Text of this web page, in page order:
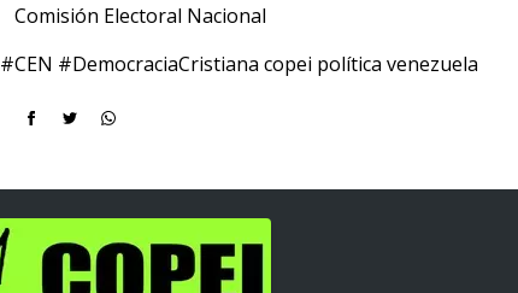
Comisión Electoral Nacional
#CEN #DemocraciaCristiana copei política venezuela